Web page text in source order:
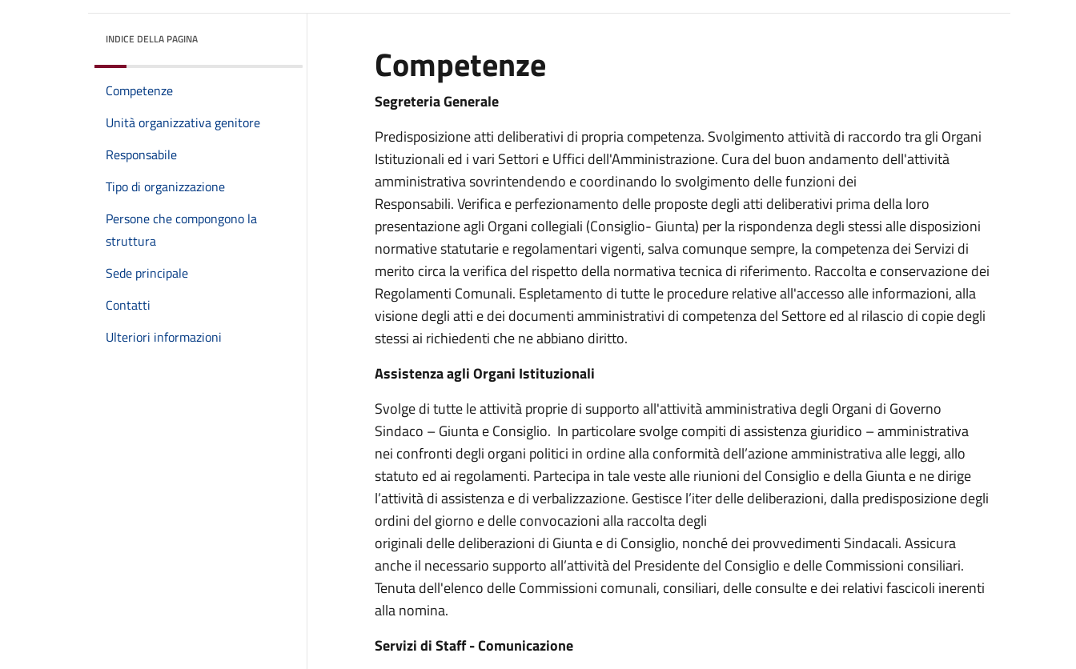
INDICE DELLA PAGINA
Competenze
Unità organizzativa genitore
Responsabile
Tipo di organizzazione
Persone che compongono la
struttura
Sede principale
Contatti
Ulteriori informazioni
Competenze
Segreteria Generale
Predisposizione atti deliberativi di propria competenza. Svolgimento attività di raccordo tra gli Organi
Istituzionali ed i vari Settori e Uffici dell'Amministrazione. Cura del buon andamento dell'attività
amministrativa sovrintendendo e coordinando lo svolgimento delle funzioni dei
Responsabili. Verifica e perfezionamento delle proposte degli atti deliberativi prima della loro
presentazione agli Organi collegiali (Consiglio- Giunta) per la rispondenza degli stessi alle disposizioni
normative statutarie e regolamentari vigenti, salva comunque sempre, la competenza dei Servizi di
merito circa la verifica del rispetto della normativa tecnica di riferimento. Raccolta e conservazione dei
Regolamenti Comunali. Espletamento di tutte le procedure relative all'accesso alle informazioni, alla
visione degli atti e dei documenti amministrativi di competenza del Settore ed al rilascio di copie degli
stessi ai richiedenti che ne abbiano diritto.
Assistenza agli Organi Istituzionali
Svolge di tutte le attività proprie di supporto all'attività amministrativa degli Organi di Governo
Sindaco – Giunta e Consiglio. In particolare svolge compiti di assistenza giuridico – amministrativa
nei confronti degli organi politici in ordine alla conformità dell’azione amministrativa alle leggi, allo
statuto ed ai regolamenti. Partecipa in tale veste alle riunioni del Consiglio e della Giunta e ne dirige
l’attività di assistenza e di verbalizzazione. Gestisce l’iter delle deliberazioni, dalla predisposizione degli
ordini del giorno e delle convocazioni alla raccolta degli
originali delle deliberazioni di Giunta e di Consiglio, nonché dei provvedimenti Sindacali. Assicura
anche il necessario supporto all’attività del Presidente del Consiglio e delle Commissioni consiliari.
Tenuta dell'elenco delle Commissioni comunali, consiliari, delle consulte e dei relativi fascicoli inerenti
alla nomina.
Servizi di Staff - Comunicazione